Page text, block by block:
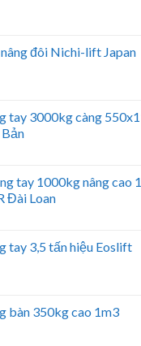
đôi Nichi-lift Japan
tay 3000kg càng
tay 1000kg nâng cao
Đài Loan
tay 3,5 tấn hiệu Eoslift
bàn 350kg cao 1m3